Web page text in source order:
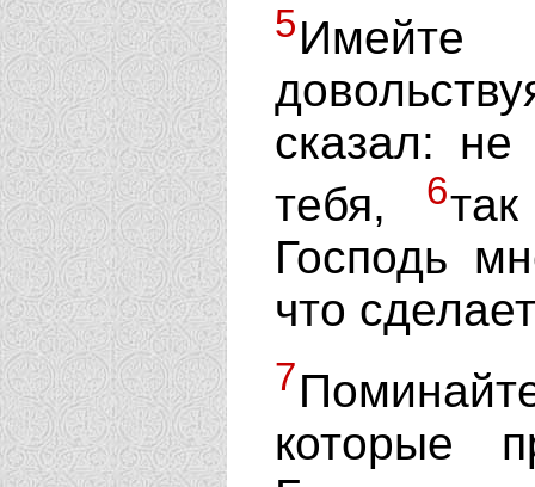
5Имейте
сказал:
тебя,
6
Господь
что
7
которые